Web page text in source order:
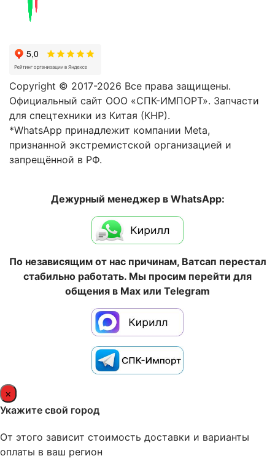
Copyright © 2017-2026 Все права защищены.
Официальный сайт ООО «СПК-ИМПОРТ». Запчасти
для спецтехники из Китая (КНР).
*WhatsApp принадлежит компании Meta,
признанной экстремистской организацией и
запрещённой в РФ.
Дежурный менеджер в WhatsApp:
По независящим от нас причинам, Ватсап перестал
стабильно работать. Мы просим перейти для
общения в Max или Telegram
×
Укажите свой город
От этого зависит стоимость доставки и варианты
оплаты в ваш регион